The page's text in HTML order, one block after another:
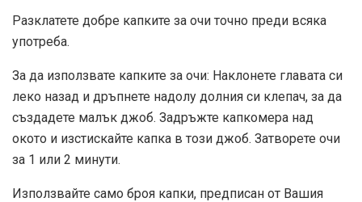
Разклатете добре капките за очи точно преди всяка
употреба.
За да използвате капките за очи: Наклонете главата си
леко назад и дръпнете надолу долния си клепач, за да
създадете малък джоб. Задръжте капкомера над
окото и изстискайте капка в този джоб. Затворете очи
за 1 или 2 минути.
Използвайте само броя капки, предписан от Вашия